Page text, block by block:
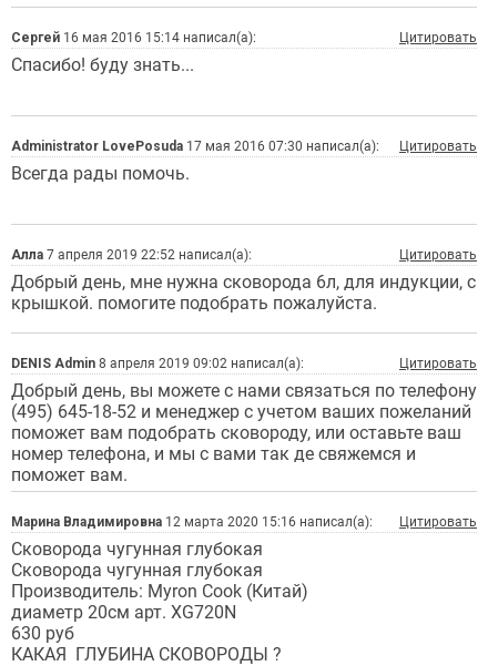
Сергей 16 мая 2016 15:14 написал(а): Цитировать
Спасибо! буду знать...
Administrator LovePosuda 17 мая 2016 07:30 написал(а): Цитировать
Всегда рады помочь.
Алла 7 апреля 2019 22:52 написал(а): Цитировать
Добрый день, мне нужна сковорода 6л, для индукции, с
крышкой. помогите подобрать пожалуйста.
DENIS Admin 8 апреля 2019 09:02 написал(а): Цитировать
Добрый день, вы можете с нами связаться по телефону
(495) 645-18-52 и менеджер с учетом ваших пожеланий
поможет вам подобрать сковороду, или оставьте ваш
номер телефона, и мы с вами так де свяжемся и
поможет вам.
Марина Владимировна 12 марта 2020 15:16 написал(а): Цитировать
Сковорода чугунная глубокая
Сковорода чугунная глубокая
Производитель: Myron Cook (Китай)
диаметр 20см арт. XG720N
630 руб
КАКАЯ ГЛУБИНА СКОВОРОДЫ ?